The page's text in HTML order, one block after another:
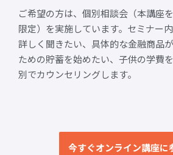
ご希望の方は、個別相談会（本講座
限定）を実施しています。セミナー
詳しく聞きたい、具体的な金融商品
ための貯蓄を始めたい、子供の学費
別でカウンセリングします。
今すぐオンライン講座に